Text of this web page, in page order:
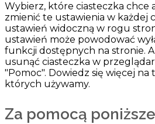
Wybierz, które ciasteczka chce
zmienić te ustawienia w każdej
ustawień widoczną w rogu
ustawień może powodować
funkcji dostępnych na stronie.
usunąć ciasteczka w
"Pomoc". Dowiedz się więcej na
których używamy.
Za pomocą